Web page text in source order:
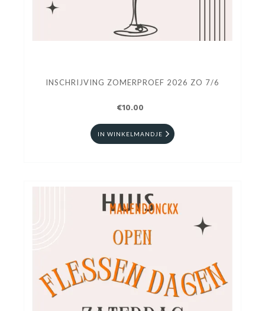
INSCHRIJVING ZOMERPROEF 2026 ZO 7/6
€10.00
IN WINKELMANDJE